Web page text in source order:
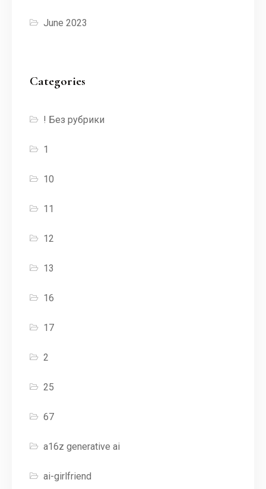
June 2023
Categories
! Без рубрики
1
10
11
12
13
16
17
2
25
67
a16z generative ai
ai-girlfriend